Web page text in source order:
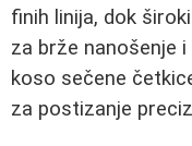
finih linija, dok
za brže nanošenje i
koso sečene
za postizanje